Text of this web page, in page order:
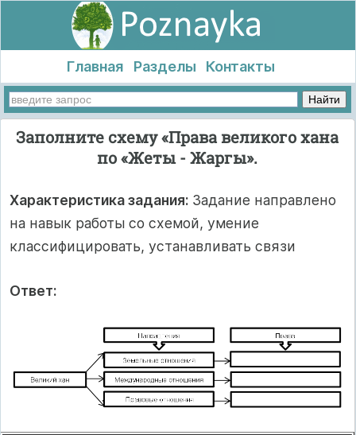
Главная Разделы Контакты
Заполните схему «Права великого хана
по «Жеты - Жаргы».
Характеристика задания: Задание направлено
на навык работы со схемой, умение
классифицировать, устанавливать связи
Ответ: